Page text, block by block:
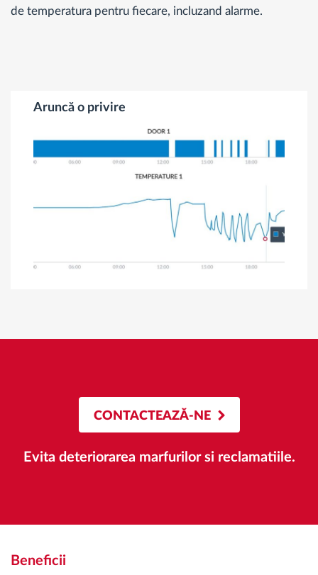
de temperatura pentru fiecare, incluzand alarme.
Aruncă o privire
CONTACTEAZĂ-NE
Evita deteriorarea marfurilor si reclamatiile.
Beneficii